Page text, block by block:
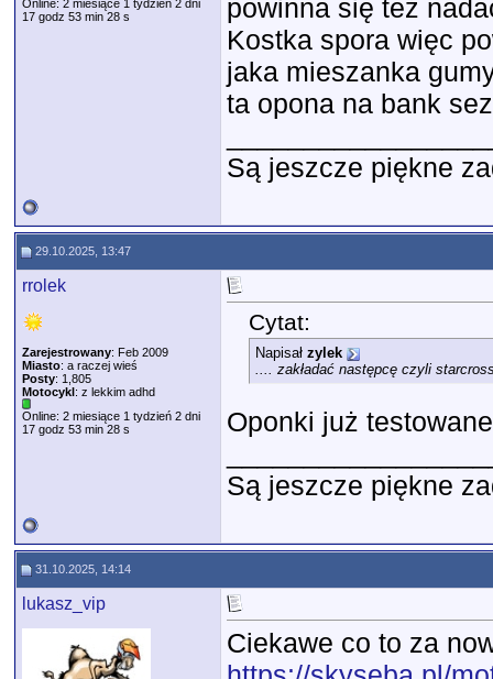
Online: 2 miesiące 1 tydzień 2 dni
17 godz 53 min 28 s
powinna się też
Kostka spora więc
jaka mieszanka
ta opona na bank
Są jeszcze piękne
29.10.2025, 13:47
rrolek
Zarejestrowany: Feb 2009
Miasto: a raczej wieś
Posty: 1,805
Motocykl: z lekkim adhd
Online: 2 miesiące 1 tydzień 2 dni
17 godz 53 min 28 s
Cytat:
Napisał zylek
.... zakładać następcę czyli
Oponki już
Są jeszcze piękne
31.10.2025, 14:14
lukasz_vip
Ciekawe co to za